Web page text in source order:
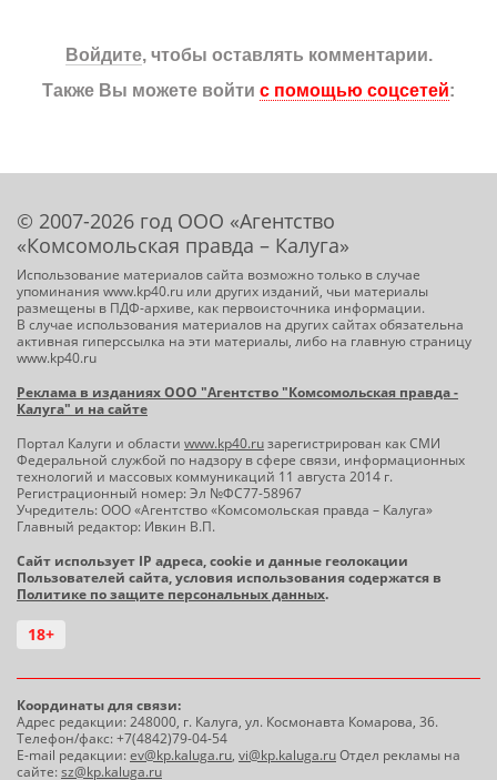
Войдите, чтобы оставлять комментарии.
Также Вы можете войти с помощью соцсетей:
© 2007-2026 год ООО «Агентство
«Комсомольская правда – Калуга»
Использование материалов сайта возможно только в случае
упоминания www.kp40.ru или других изданий, чьи материалы
размещены в ПДФ-архиве, как первоисточника информации.
В случае использования материалов на других сайтах обязательна
активная гиперссылка на эти материалы, либо на главную страницу
www.kp40.ru
Реклама в изданиях ООО "Агентство "Комсомольская правда -
Калуга" и на сайте
Портал Калуги и области www.kp40.ruзарегистрирован как СМИ
Федеральной службой по надзору в сфере связи, информационных
технологий и массовых коммуникаций 11 августа 2014 г.
Регистрационный номер: Эл №ФС77-58967
Учредитель: ООО «Агентство «Комсомольская правда – Калуга»
Главный редактор: Ивкин В.П.
Сайт использует IP адреса, cookie и данные геолокации
Пользователей сайта, условия использования содержатся в
Политике по защите персональных данных.
18+
Координаты для связи:
Адрес редакции: 248000, г. Калуга, ул. Космонавта Комарова, 36.
Телефон/факс: +7(4842)79-04-54
E-mail редакции:ev@kp.kaluga.ru, vi@kp.kaluga.ruОтдел рекламы на
сайте:sz@kp.kaluga.ru